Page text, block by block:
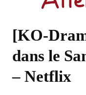
[KO-
dans le
– Netflix